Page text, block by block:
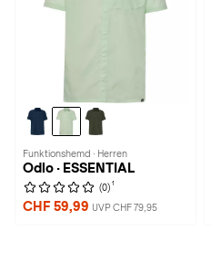
Funktionshemd · Herren
Odlo · ESSENTIAL
(0) 1
CHF 59,99 UVP CHF 79,95